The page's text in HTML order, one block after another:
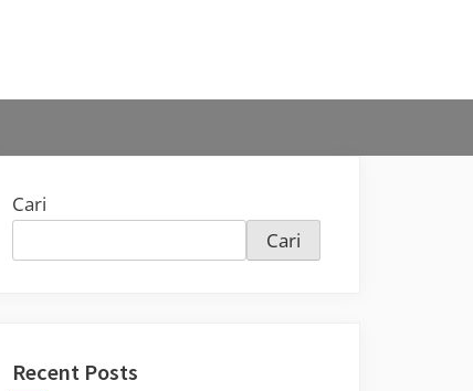
Cari
Cari
Recent Posts